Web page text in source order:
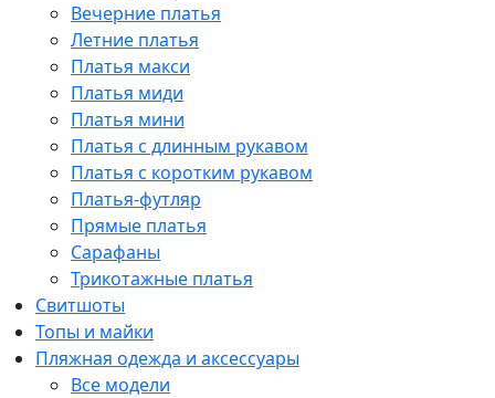
Вечерние платья
Летние платья
Платья макси
Платья миди
Платья мини
Платья с длинным рукавом
Платья с коротким рукавом
Платья-футляр
Прямые платья
Сарафаны
Трикотажные платья
Свитшоты
Топы и майки
Пляжная одежда и аксессуары
Все модели